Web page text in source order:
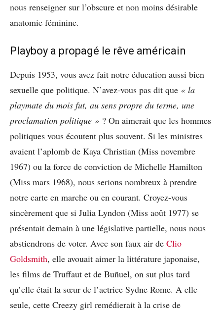
nous renseigner sur l’obscure et non moins désirable
anatomie féminine.
Playboy a propagé le rêve américain
Depuis 1953, vous avez fait notre éducation aussi bien
sexuelle que politique. N’avez-vous pas dit que « la
playmate du mois fut, au sens propre du terme, une
proclamation politique » ? On aimerait que les hommes
politiques vous écoutent plus souvent. Si les ministres
avaient l’aplomb de Kaya Christian (Miss novembre
1967) ou la force de conviction de Michelle Hamilton
(Miss mars 1968), nous serions nombreux à prendre
notre carte en marche ou en courant. Croyez-vous
sincèrement que si Julia Lyndon (Miss août 1977) se
présentait demain à une législative partielle, nous nous
abstiendrons de voter. Avec son faux air de Clio
Goldsmith, elle avouait aimer la littérature japonaise,
les films de Truffaut et de Buñuel, on sut plus tard
qu’elle était la sœur de l’actrice Sydne Rome. A elle
seule, cette Creezy girl remédierait à la crise de